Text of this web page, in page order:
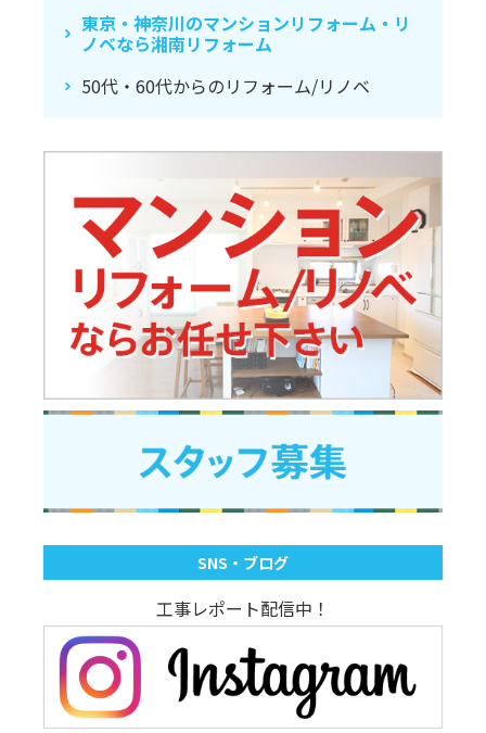
東京・神奈川のマンションリフォーム・リ
ノベなら湘南リフォーム
50代・60代からのリフォーム/リノベ
SNS・ブログ
工事レポート配信中！